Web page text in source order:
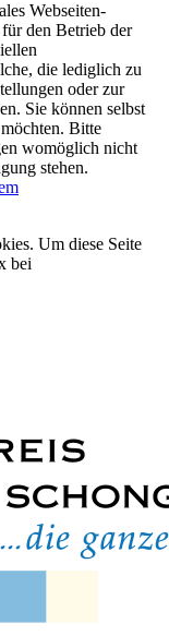
Webseiten-
den Betrieb der
die lediglich zu
oder zur
Sie können selbst
Bitte
womöglich nicht
stehen.
Um diese Seite
bei